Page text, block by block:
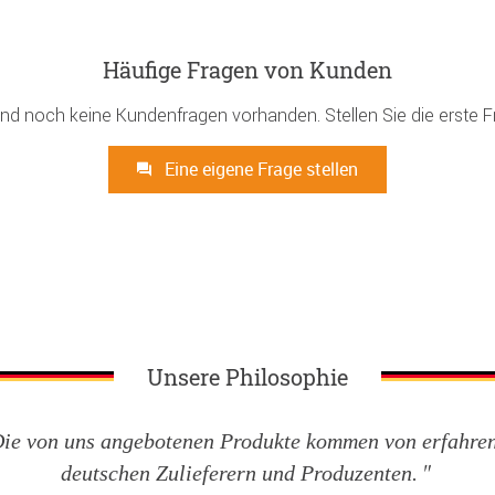
Häufige Fragen von Kunden
noch keine Kundenfragen vorhanden. Stellen Sie die erste
Eine eigene Frage stellen
Unsere Philosophie
von uns angebotenen Produkte kommen von
deutschen Zulieferern und Produzenten.